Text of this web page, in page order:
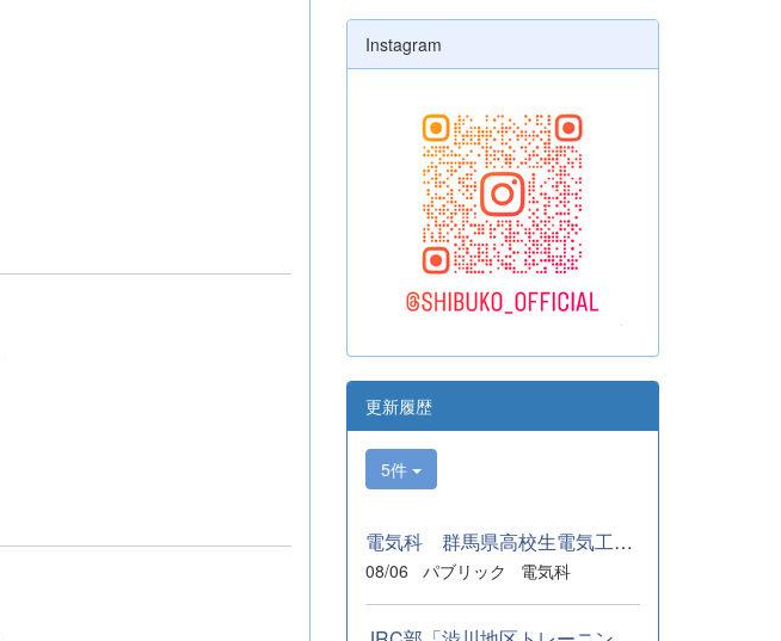
Instagram
更新履歴
5件
電気科 群馬県高校生電気工事技能競技会 準優勝
08/06 パブリック 電気科